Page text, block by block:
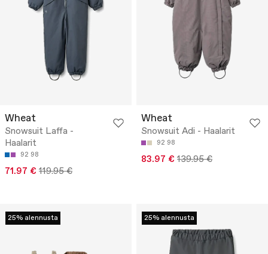
Wheat
Snowsuit Laffa -
Haalarit
92 98
71.97 € 119.95 €
Wheat
Snowsuit Adi - Haalarit
92 98
83.97 € 139.95 €
25% alennusta 25% alennusta